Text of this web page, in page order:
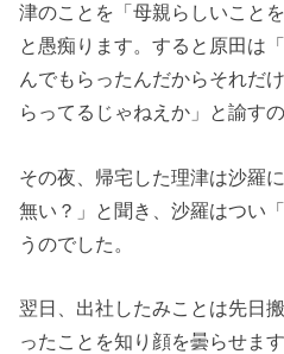
津のことを「母親らしいこと
と愚痴ります。すると原田は
んでもらったんだからそれだ
らってるじゃねえか」と諭すの
その夜、帰宅した理津は沙羅
無い？」と聞き、沙羅はつい
うのでした。
翌日、出社したみことは先日
ったことを知り顔を曇らせます